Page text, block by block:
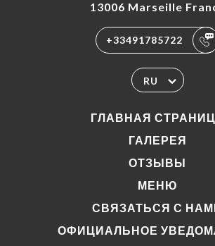
13006 Marseille
+33491785722
RU
ГЛАВНАЯ
ГАЛЕРЕЯ
ОТЗЫВЫ
МЕНЮ
СВЯЗАТЬСЯ С
ОФИЦИАЛЬНОЕ